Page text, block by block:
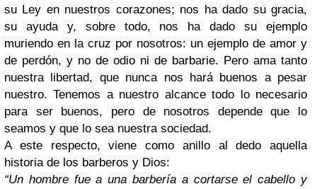
su Ley en nuestros corazones; nos ha dado su gracia,
su ayuda y, sobre todo, nos ha dado su ejemplo
muriendo en la cruz por nosotros: un ejemplo de amor y
de perdón, y no de odio ni de barbarie. Pero ama tanto
nuestra libertad, que nunca nos hará buenos a pesar
nuestro. Tenemos a nuestro alcance todo lo necesario
para ser buenos, pero de nosotros depende que lo
seamos y que lo sea nuestra sociedad.
A este respecto, viene como anillo al dedo aquella
historia de los barberos y Dios:
“Un hombre fue a una barbería a cortarse el cabello y